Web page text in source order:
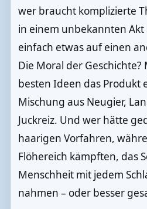
wer braucht komplizierte
in einem unbekannten
einfach etwas auf einen
Die Moral der
besten Ideen das Produkt
Mischung aus Neugier,
Juckreiz. Und wer hätte
haarigen Vorfahren,
Flöhereich kämpften, das
Menschheit mit jedem
nahmen – oder besser